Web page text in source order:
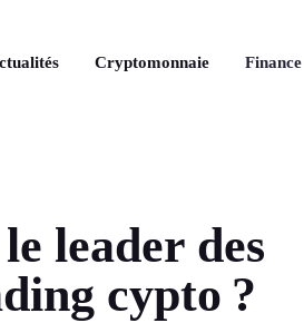
Cryptomonnaie Finance
leader des
cypto ?